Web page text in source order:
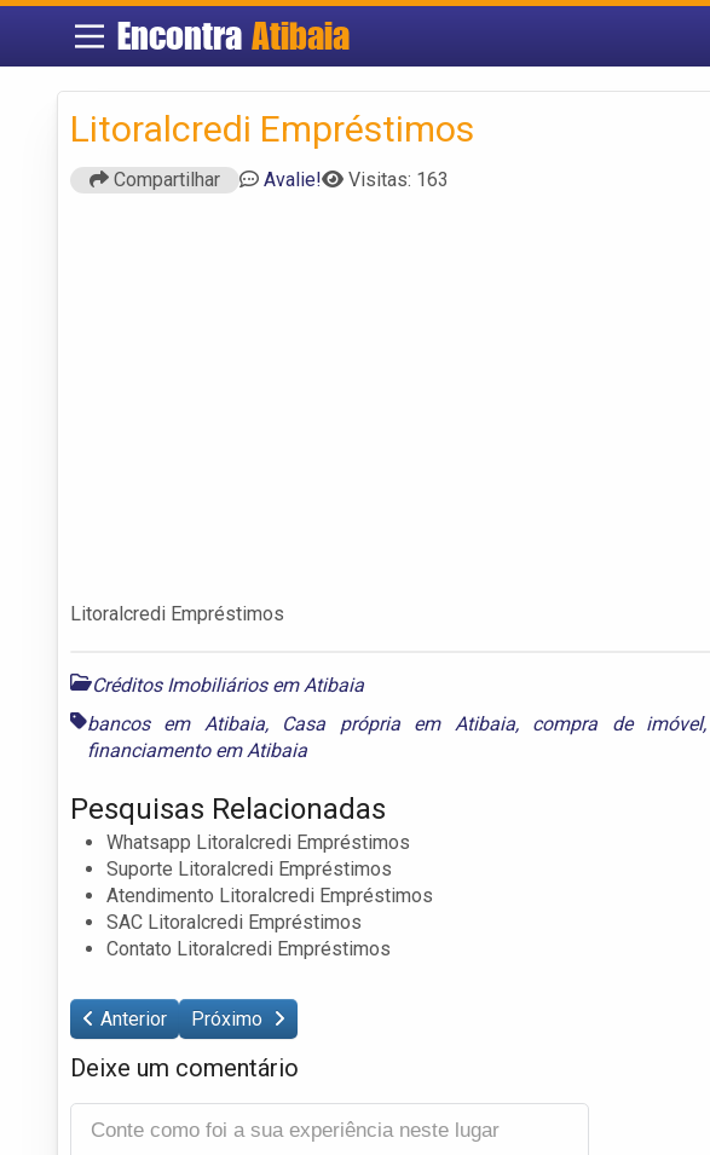
EncontraAtibaia
Litoralcredi Empréstimos
Compartilhar Avalie! Visitas: 163
Litoralcredi Empréstimos
Créditos Imobiliários em Atibaia
bancos em Atibaia, Casa própria em Atibaia, compra de imóvel,
financiamento em Atibaia
Pesquisas Relacionadas
Whatsapp Litoralcredi Empréstimos
Suporte Litoralcredi Empréstimos
Atendimento Litoralcredi Empréstimos
SAC Litoralcredi Empréstimos
Contato Litoralcredi Empréstimos
Anterior Próximo
Deixe um comentário